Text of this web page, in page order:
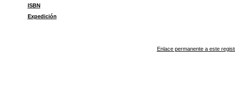
ISBN
Expedición
Enlace permanente a este